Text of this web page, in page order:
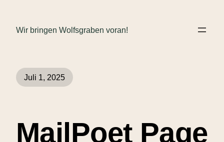
Wir bringen Wolfsgraben voran!
Juli 1, 2025
MailPoet Page